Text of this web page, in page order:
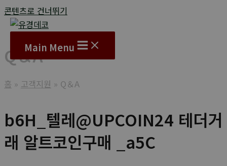
콘텐츠로 건너뛰기
Main Menu
Q＆A
홈 고객지원 Q＆A
b6H_텔레@UPCOIN24 테더거
래 알트코인구매 _a5C